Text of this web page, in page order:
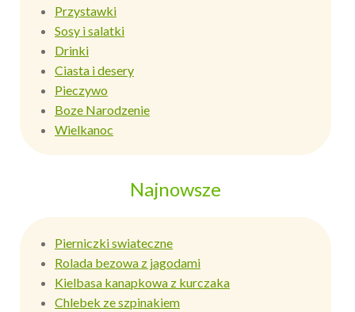
Przystawki
Sosy i salatki
Drinki
Ciasta i desery
Pieczywo
Boze Narodzenie
Wielkanoc
Najnowsze
Pierniczki swiateczne
Rolada bezowa z jagodami
Kielbasa kanapkowa z kurczaka
Chlebek ze szpinakiem